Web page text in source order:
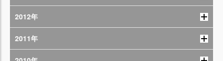
2012年
2011年